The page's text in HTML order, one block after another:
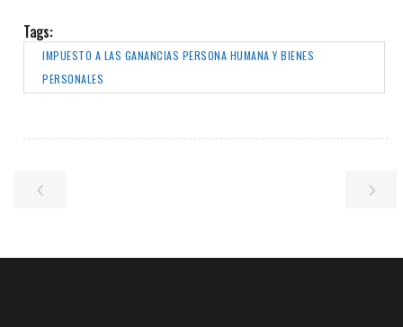
Tags:
IMPUESTO A LAS GANANCIAS PERSONA HUMANA Y BIENES
PERSONALES